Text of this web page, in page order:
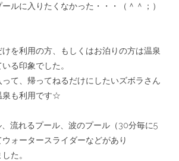
ルに入りたくなかった・・・（＾＾；）
を利用の方、
もしくはお泊りの方は温泉
る印象でした。
て、 帰ってねるだけにしたいズボラさん
泉も利用です☆
流れるプール、波のプール（30分毎に5
ォータースライダーなどがあり
た。